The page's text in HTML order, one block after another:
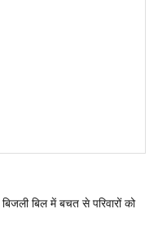
बिल में बचत से परिवारों को